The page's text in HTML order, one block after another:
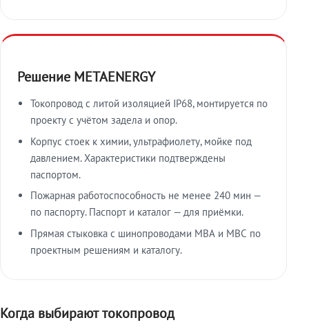
Решение METAENERGY
Токопровод с литой изоляцией IP68, монтируется по
проекту с учётом задела и опор.
Корпус стоек к химии, ультрафиолету, мойке под
давлением. Характеристики подтверждены
паспортом.
Пожарная работоспособность не менее 240 мин —
по паспорту. Паспорт и каталог — для приёмки.
Прямая стыковка с шинопроводами МВА и МВС по
проектным решениям и каталогу.
Когда выбирают токопровод